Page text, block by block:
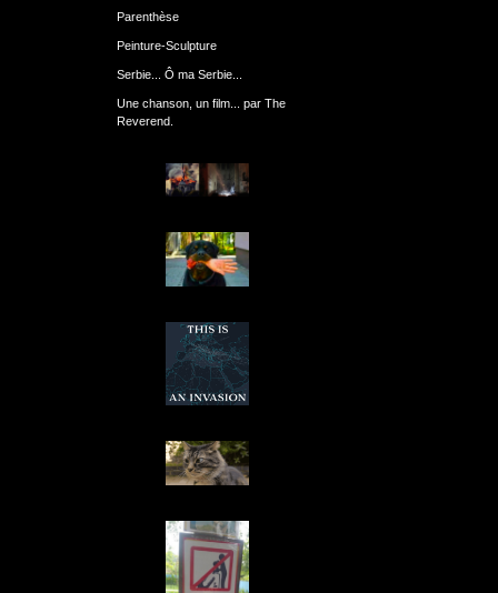
Parenthèse
Peinture-Sculpture
Serbie... Ô ma Serbie...
Une chanson, un film... par The
Reverend.